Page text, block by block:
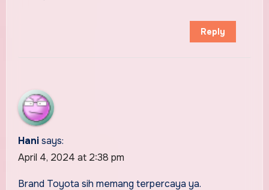
Reply
Hani says:
April 4, 2024 at 2:38 pm
Brand Toyota sih memang terpercaya ya.